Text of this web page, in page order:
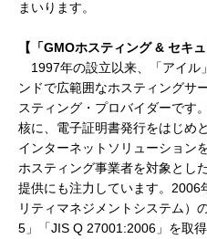
まいります。
【 「GMOホスティング& セキ
1997年の設立以来、「アイル
ンドで広範囲なホスティングサ
スティング・プロバイダーです
核に、電子証明書発行をはじめ
インターネットソリューション
ホスティング事業者を対象とし
提供にも注力しています。2006
リティマネジメントシステム）
5」「JIS Q 27001:2006」を取得